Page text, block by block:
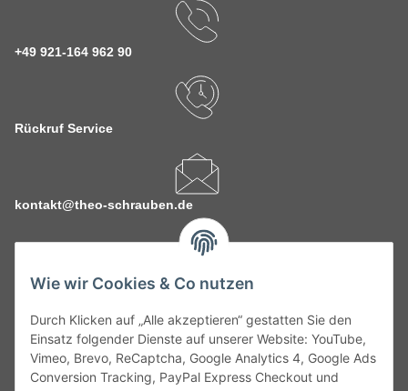
Wie wir Cookies & Co nutzen
Durch Klicken auf „Alle akzeptieren“ gestatten Sie den
Einsatz folgender Dienste auf unserer Website: YouTube,
Vimeo, Brevo, ReCaptcha, Google Analytics 4, Google Ads
Conversion Tracking, PayPal Express Checkout und
+49 921-164 962 90
Rückruf Service
kontakt@theo-schrauben.de
Service
Gesetzliche Informationen